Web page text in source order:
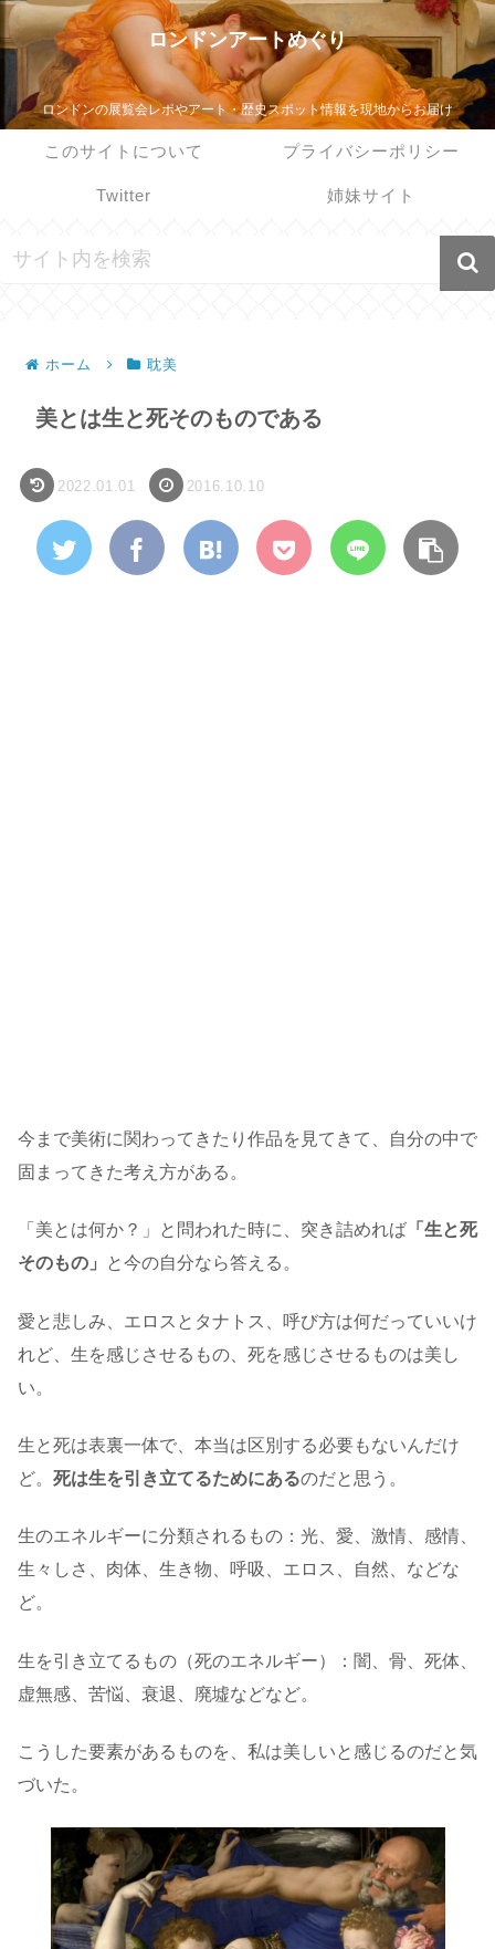
ロンドンアートめぐり
ロンドンの展覧会レポやアート・歴史スポット情報を現地からお届け
このサイトについて プライバシーポリシー
Twitter 姉妹サイト
ホーム 耽美
美とは生と死そのものである
2022.01.01 2016.10.10
今まで美術に関わってきたり作品を見てきて、自分の中で
固まってきた考え方がある。
「美とは何か？」と問われた時に、突き詰めれば 「生と死
そのもの」
と今の自分なら答える。
愛と悲しみ、エロスとタナトス、呼び方は何だっていいけ
れど、生を感じさせるもの、死を感じさせるものは美し
い。
生と死は表裏一体で、本当は区別する必要もないんだけ
ど。 死は生を引き立てるためにあるのだと思う。
生のエネルギーに分類されるもの：光、愛、激情、感情、
生々しさ、肉体、生き物、呼吸、エロス、自然、などな
ど。
生を引き立てるもの（死のエネルギー）：闇、骨、死体、
虚無感、苦悩、衰退、廃墟などなど。
こうした要素があるものを、私は美しいと感じるのだと気
づいた。